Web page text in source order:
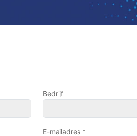
Bedrijf
E-mailadres *